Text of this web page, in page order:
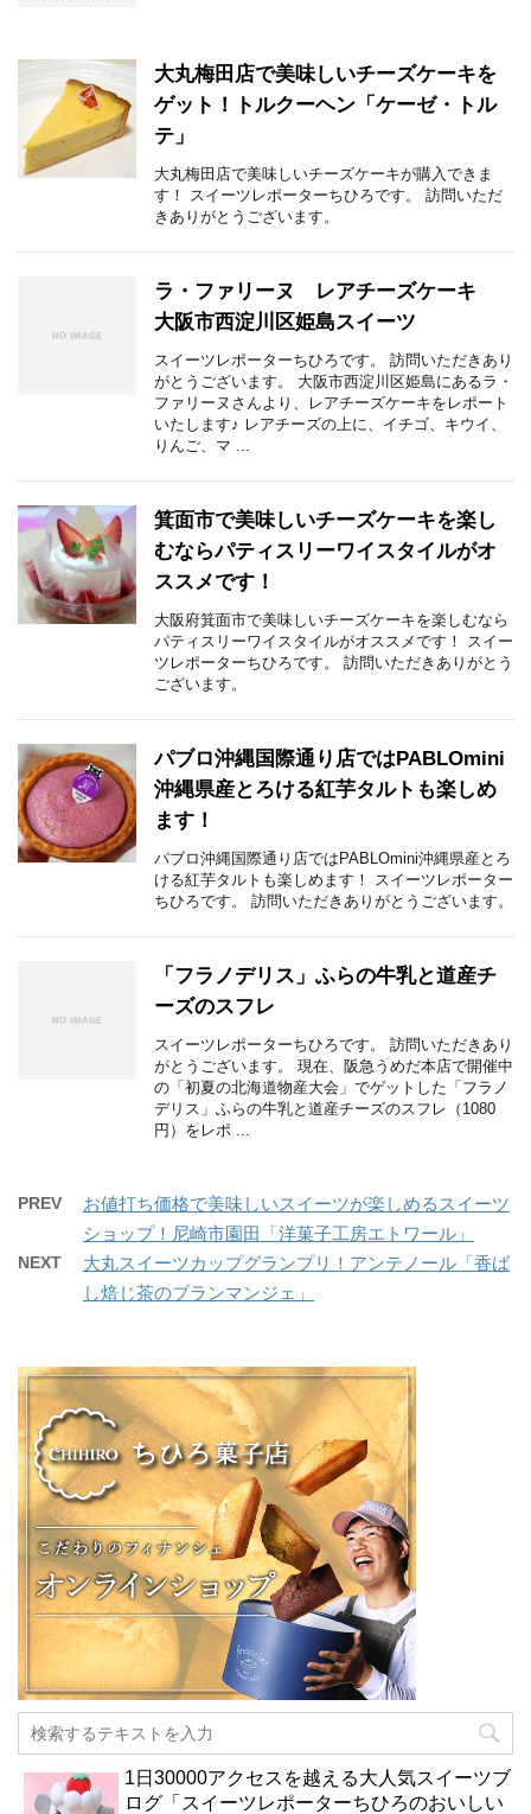
大丸梅田店で美味しいチーズケーキを
ゲット！トルクーヘン「ケーゼ・トル
テ」
大丸梅田店で美味しいチーズケーキが購入できま
す！ スイーツレポーターちひろです。 訪問いただ
きありがとうございます。
ラ・ファリーヌ レアチーズケーキ
大阪市西淀川区姫島スイーツ
スイーツレポーターちひろです。 訪問いただきあり
がとうございます。 大阪市西淀川区姫島にあるラ・
ファリーヌさんより、レアチーズケーキをレポート
いたします♪ レアチーズの上に、イチゴ、キウイ、
りんご、マ ...
箕面市で美味しいチーズケーキを楽し
むならパティスリーワイスタイルがオ
ススメです！
大阪府箕面市で美味しいチーズケーキを楽しむなら
パティスリーワイスタイルがオススメです！ スイー
ツレポーターちひろです。 訪問いただきありがとう
ございます。
パブロ沖縄国際通り店ではPABLOmini
沖縄県産とろける紅芋タルトも楽しめ
ます！
パブロ沖縄国際通り店ではPABLOmini沖縄県産とろ
ける紅芋タルトも楽しめます！ スイーツレポーター
ちひろです。 訪問いただきありがとうございます。
「フラノデリス」ふらの牛乳と道産チ
ーズのスフレ
スイーツレポーターちひろです。 訪問いただきあり
がとうございます。 現在、阪急うめだ本店で開催中
の「初夏の北海道物産大会」でゲットした「フラノ
デリス」ふらの牛乳と道産チーズのスフレ（1080
円）をレポ ...
PREV
お値打ち価格で美味しいスイーツが楽しめるスイーツ
ショップ！尼崎市園田「洋菓子工房エトワール」
NEXT
大丸スイーツカップグランプリ！アンテノール「香ば
し焙じ茶のブランマンジェ」
1日30000アクセスを越える大人気スイーツブ
ログ「スイーツレポーターちひろのおいしい